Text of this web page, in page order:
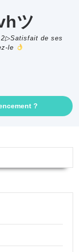
ツ
de ses
le
?
AN